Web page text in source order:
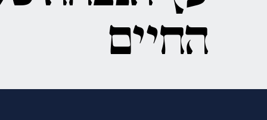
החיים